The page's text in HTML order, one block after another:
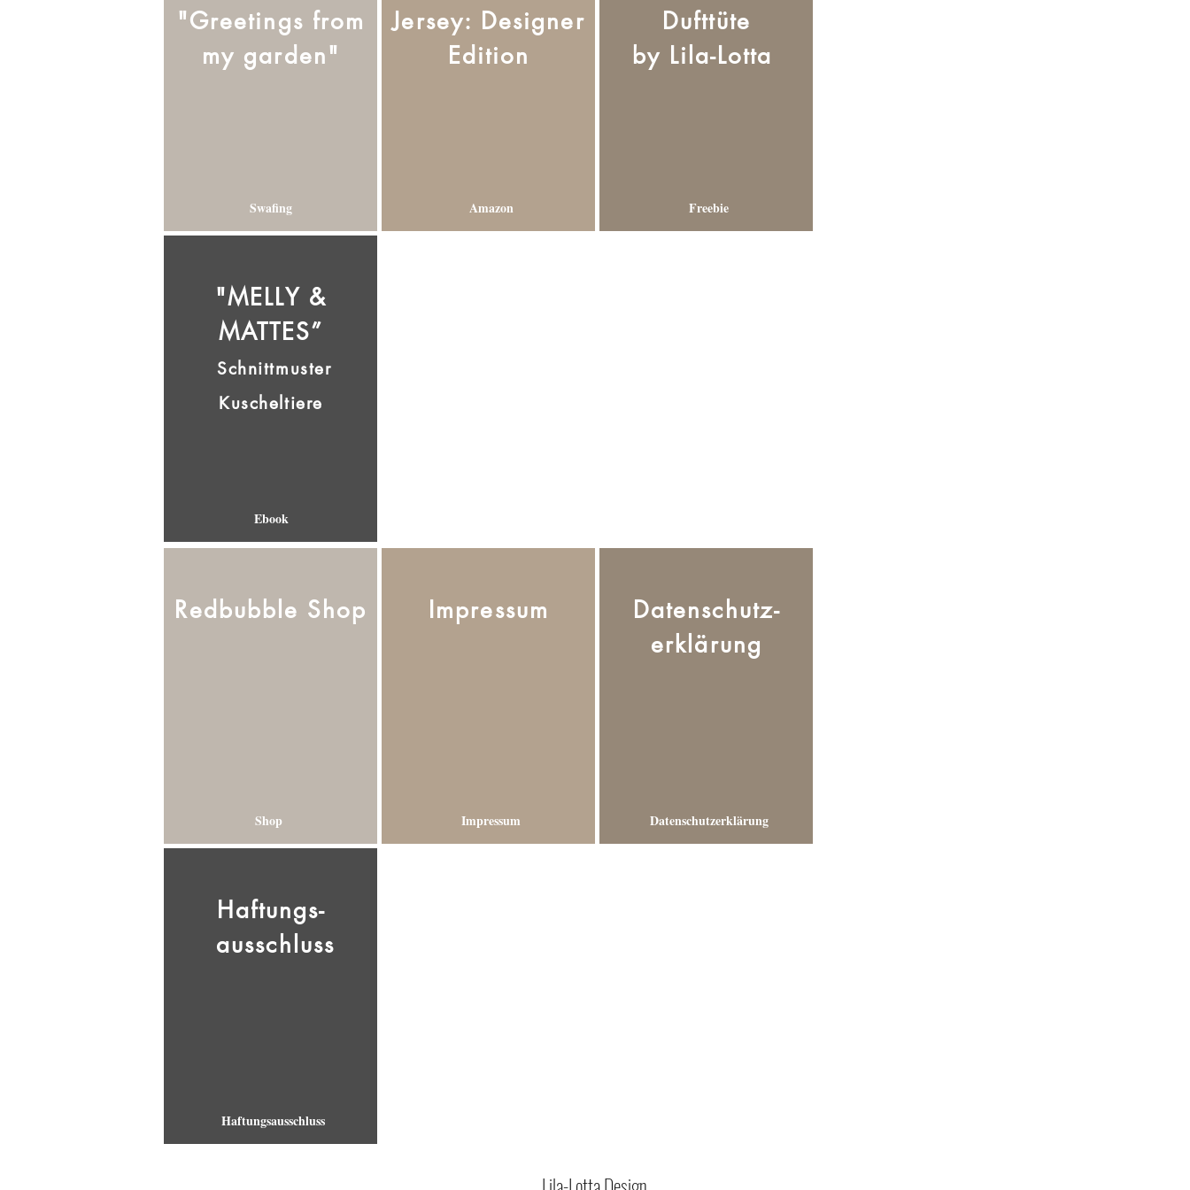
"Greetings from
my garden"
Swafing
Jersey: Designer
Edition
Amazon
Dufttüte
by Lila-Lotta
Freebie
"MELLY &
MATTES”
Schnittmuster
Kuscheltiere
Ebook
Redbubble Shop
Shop
Impressum
Impressum
Datenschutz-
erklärung
Datenschutzerklärung
Haftungs-
ausschluss
Haftungsausschluss